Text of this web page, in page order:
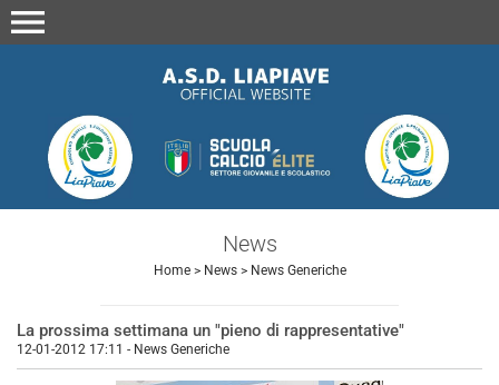
menu
News
Home> News> News Generiche
La prossima settimana un "pieno di rappresentative"
12-01-2012 17:11 - News Generiche